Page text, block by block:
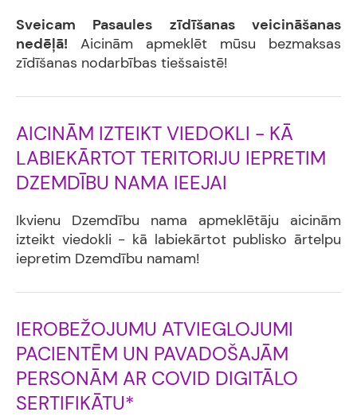
Sveicam Pasaules zīdīšanas veicināšanas
nedēļā! Aicinām apmeklēt mūsu bezmaksas
zīdīšanas nodarbības tiešsaistē!
AICINĀM IZTEIKT VIEDOKLI - KĀ
LABIEKĀRTOT TERITORIJU IEPRETIM
DZEMDĪBU NAMA IEEJAI
Ikvienu Dzemdību nama apmeklētāju aicinām
izteikt viedokli - kā labiekārtot publisko ārtelpu
iepretim Dzemdību namam!
IEROBEŽOJUMU ATVIEGLOJUMI
PACIENTĒM UN PAVADOŠAJĀM
PERSONĀM AR COVID DIGITĀLO
SERTIFIKĀTU*